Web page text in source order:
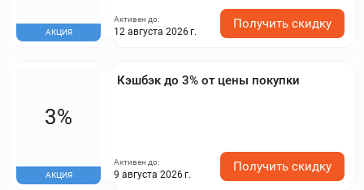
попадаете ли вы под бесплатную доставку.
Пусть любимые средства по уходу за собой
приедут к вам с комфортом и без лишних
АКЦИЯ
Активен до:
12 августа 2026 г.
Получить скидку
Кэшбэк до 3% от цены покупки
3%
АКЦИЯ
Активен до:
9 августа 2026 г.
Получить скидку